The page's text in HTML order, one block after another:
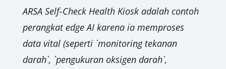
ARSA Self-Check Health Kiosk adalah contoh
perangkat edge AI karena ia memproses
data vital (seperti `monitoring tekanan
darah`, `pengukuran oksigen darah`,